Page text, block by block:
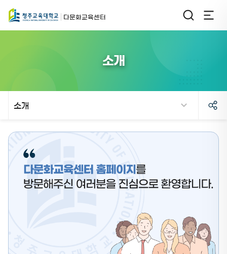
다문화교육센터
소개
소개